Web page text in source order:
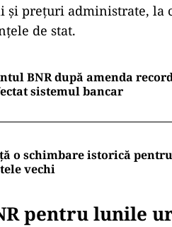
prețuri administrate, la
de stat.
BNR după amenda
sistemul bancar
o schimbare istorică
vechi
pentru lunile